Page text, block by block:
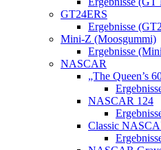
GT24ERS
Ergebnisse
Mini-Z (Moosgummi)
Ergebnisse
NASCAR
„The Queen’s
NASCAR 124
Classic